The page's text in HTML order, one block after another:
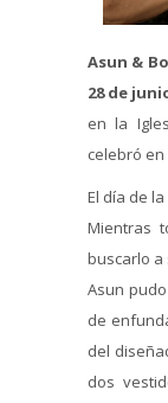
Asun &
28 de
en la
celebró en
El día de
Mientras
buscarlo a
Asun
de
del
dos